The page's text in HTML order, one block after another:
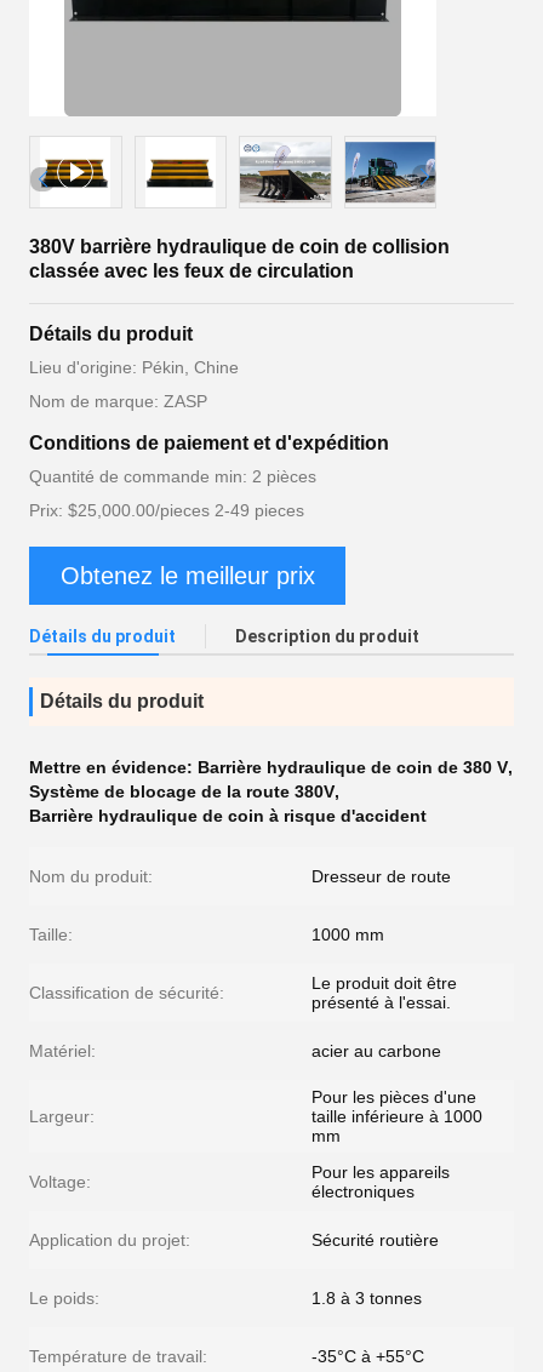
380V barrière hydraulique de coin de collision
classée avec les feux de circulation
Détails du produit
Lieu d'origine: Pékin, Chine
Nom de marque: ZASP
Conditions de paiement et d'expédition
Quantité de commande min: 2 pièces
Prix: $25,000.00/pieces 2-49 pieces
Obtenez le meilleur prix
Détails du produit Description du produit
Détails du produit
Mettre en évidence: Barrière hydraulique de coin de 380 V,
Système de blocage de la route 380V,
Barrière hydraulique de coin à risque d'accident
Nom du produit: Dresseur de route
Taille: 1000 mm
Classification de sécurité:
Le produit doit être
présenté à l'essai.
Matériel: acier au carbone
Largeur:
Pour les pièces d'une
taille inférieure à 1000
mm
Voltage:
Pour les appareils
électroniques
Application du projet: Sécurité routière
Le poids: 1.8 à 3 tonnes
Température de travail: -35°C à +55°C